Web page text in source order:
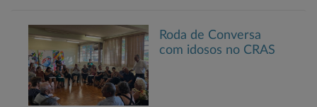
Roda de Conversa
com idosos no CRAS